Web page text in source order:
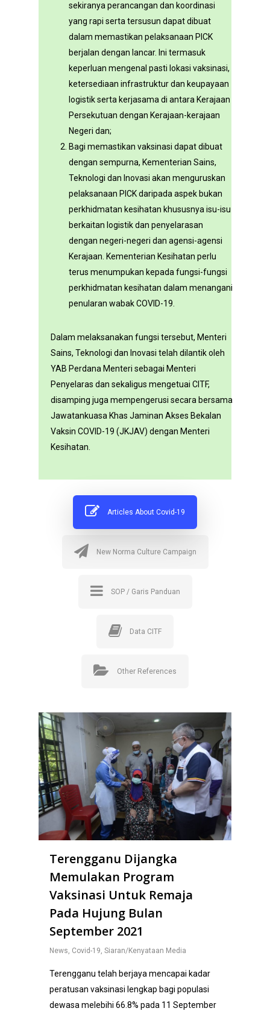
sekiranya perancangan dan koordinasi
yang rapi serta tersusun dapat dibuat
dalam memastikan pelaksanaan PICK
berjalan dengan lancar. Ini termasuk
keperluan mengenal pasti lokasi vaksinasi,
ketersediaan infrastruktur dan keupayaan
logistik serta kerjasama di antara Kerajaan
Persekutuan dengan Kerajaan-kerajaan
Negeri dan;
Bagi memastikan vaksinasi dapat dibuat
dengan sempurna, Kementerian Sains,
Teknologi dan Inovasi akan menguruskan
pelaksanaan PICK daripada aspek bukan
perkhidmatan kesihatan khususnya isu-isu
berkaitan logistik dan penyelarasan
dengan negeri-negeri dan agensi-agensi
Kerajaan. Kementerian Kesihatan perlu
terus menumpukan kepada fungsi-fungsi
perkhidmatan kesihatan dalam menangani
penularan wabak COVID-19.
Dalam melaksanakan fungsi tersebut, Menteri
Sains, Teknologi dan Inovasi telah dilantik oleh
YAB Perdana Menteri sebagai Menteri
Penyelaras dan sekaligus mengetuai CITF,
disamping juga mempengerusi secara bersama
Jawatankuasa Khas Jaminan Akses Bekalan
Vaksin COVID-19 (JKJAV) dengan Menteri
Kesihatan.
Articles About Covid-19
New Norma Culture Campaign
SOP / Garis Panduan
Data CITF
Other References
Terengganu Dijangka
Memulakan Program
Vaksinasi Untuk Remaja
Pada Hujung Bulan
September 2021
News, Covid-19,Siaran/Kenyataan Media
Terengganu telah berjaya mencapai kadar
peratusan vaksinasi lengkap bagi populasi
dewasa melebihi 66.8% pada 11 September